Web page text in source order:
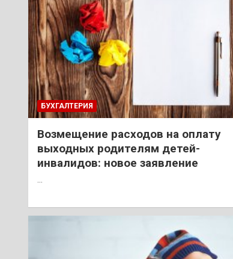
БУХГАЛТЕРИЯ
Возмещение расходов на оплату
выходных родителям детей-
инвалидов: новое заявление
…